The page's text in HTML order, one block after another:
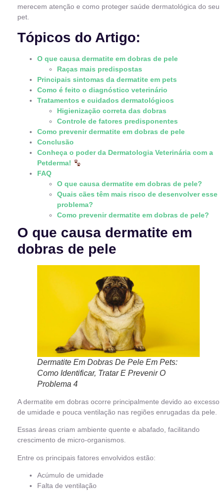
merecem atenção e como proteger saúde dermatológica do seu
pet.
Tópicos do Artigo:
O que causa dermatite em dobras de pele
Raças mais predispostas
Principais sintomas da dermatite em pets
Como é feito o diagnóstico veterinário
Tratamentos e cuidados dermatológicos
Higienização correta das dobras
Controle de fatores predisponentes
Como prevenir dermatite em dobras de pele
Conclusão
Conheça o poder da Dermatologia Veterinária com a
Petderma!
FAQ
O que causa dermatite em dobras de pele?
Quais cães têm mais risco de desenvolver esse
problema?
Como prevenir dermatite em dobras de pele?
O que causa dermatite em
dobras de pele
Dermatite Em Dobras De Pele Em Pets:
Como Identificar, Tratar E Prevenir O
Problema 4
A dermatite em dobras ocorre principalmente devido ao excesso
de umidade e pouca ventilação nas regiões enrugadas da pele.
Essas áreas criam ambiente quente e abafado, facilitando
crescimento de micro-organismos.
Entre os principais fatores envolvidos estão:
Acúmulo de umidade
Falta de ventilação